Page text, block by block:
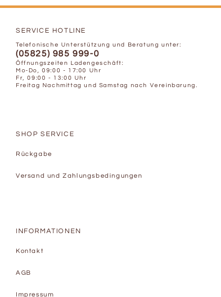
SERVICE HOTLINE
Telefonische Unterstützung und Beratung unter:
(05825) 985 999-0
Öffnungszeiten Ladengeschäft:
Mo-Do, 09:00 - 17:00 Uhr
Fr, 09:00 - 13:00 Uhr
Freitag Nachmittag und Samstag nach Vereinbarung.
SHOP SERVICE
Rückgabe
Versand und Zahlungsbedingungen
INFORMATIONEN
Kontakt
AGB
Impressum